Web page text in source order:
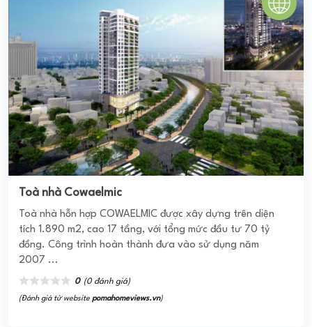
Ricca
Dự án Ricca nằm trong dự án Khu dân cư Rio Centro,
phường Phú Hữu, Quận 9. Đây là dự án khu căn hộ chuẩn
mực, ngay mặt tiền đường D7, ...
0 (0 đánh giá)
(Đánh giá từ websitepomahomeviews.vn